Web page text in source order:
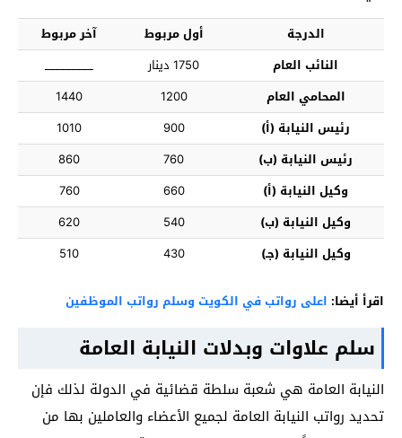
الدرجة أول مربوط
آخر مربوط
النائب العام
1750 دينار
_________
المحامي العام
1200
1440
رئيس النيابة (أ)
900
1010
رئيس النيابة (ب)
760
860
وكيل النيابة (أ)
660
760
وكيل النيابة (ب)
540
620
وكيل النيابة (جـ)
430
510
اقرأ أيضا: اعلى رواتب في الكويت وسلم رواتب الموظفين
سلم علاوات وبدلات النيابة العامة
النيابة العامة هي شعبة سلطة قضائية في الدولة لذلك فإن
تحديد رواتب النيابة العامة لجميع الأعضاء والعاملين بها من